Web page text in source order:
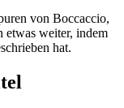
von Boccaccio,
etwas weiter, indem
hat.